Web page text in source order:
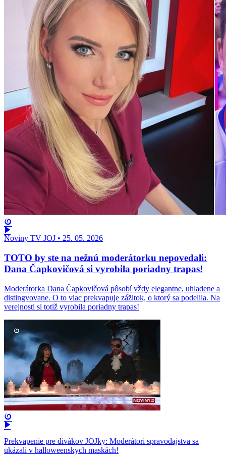
Noviny TV JOJ • 25. 05. 2026
TOTO by ste na nežnú moderátorku nepovedali:
Dana Čapkovičová si vyrobila poriadny trapas!
Moderátorka Dana Čapkovičová pôsobí vždy elegantne, uhladene a
distingvovane. O to viac prekvapuje zážitok, o ktorý sa podelila. Na
verejnosti si totiž vyrobila poriadny trapas!
Prekvapenie pre divákov JOJky: Moderátori spravodajstva sa
ukázali v halloweenskych maskách!